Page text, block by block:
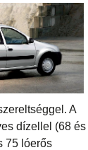
A
dízellel (68 és
75 lóerős